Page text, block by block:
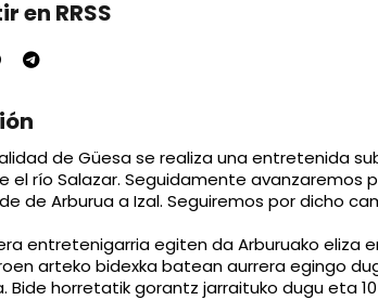
en RRSS
de Güesa se realiza una entretenida
el río Salazar. Seguidamente
de Arburua a Izal. Seguiremos por dicho
entretenigarria egiten da Arburuako eliza
arteko bidexka batean aurrera egingo
Bide horretatik gorantz jarraituko dugu eta